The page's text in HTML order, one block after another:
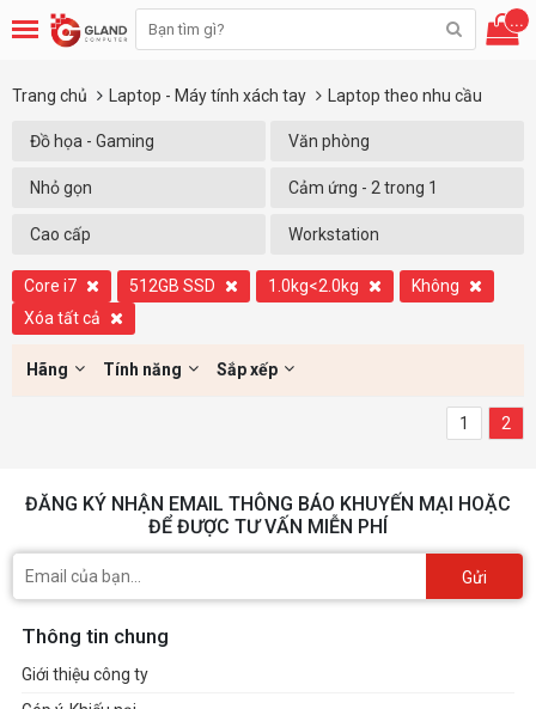
...
Trang chủ Laptop - Máy tính xách tay Laptop theo nhu cầu
Đồ họa - Gaming Văn phòng
Nhỏ gọn Cảm ứng - 2 trong 1
Cao cấp Workstation
Core i7 512GB SSD 1.0kg<2.0kg
Không
Xóa tất cả
Hãng Tính năng Sắp xếp
1 2
ĐĂNG KÝ NHẬN EMAIL THÔNG BÁO KHUYẾN MẠI HOẶC
ĐỂ ĐƯỢC TƯ VẤN MIỄN PHÍ
Gửi
Thông tin chung
Giới thiệu công ty